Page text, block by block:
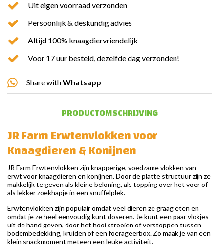
Uit eigen voorraad verzonden
Persoonlijk & deskundig advies
Altijd 100% knaagdiervriendelijk
Voor 17 uur besteld, dezelfde dag verzonden!
Share withWhatsapp
PRODUCTOMSCHRIJVING
JR Farm Erwtenvlokken voor
Knaagdieren & Konijnen
JR Farm Erwtenvlokken zijn knapperige, voedzame vlokken van
erwt voor knaagdieren en konijnen. Door de platte structuur zijn ze
makkelijk te geven als kleine beloning, als topping over het voer of
als lekker zoekhapje in een snuffelplek.
Erwtenvlokken zijn populair omdat veel dieren ze graag eten en
omdat je ze heel eenvoudig kunt doseren. Je kunt een paar vlokjes
uit de hand geven, door het hooi strooien of verstoppen tussen
bodembedekking, kruiden of een foerageerbox. Zo maak je van een
klein snackmoment meteen een leuke activiteit.